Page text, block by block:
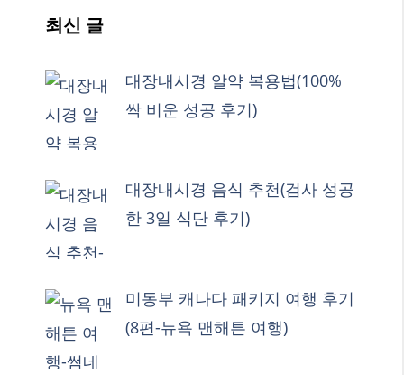
최신 글
대장내시경 알약 복용법(100%
싹 비운 성공 후기)
대장내시경 음식 추천(검사 성공
한 3일 식단 후기)
미동부 캐나다 패키지 여행 후기
(8편-뉴욕 맨해튼 여행)